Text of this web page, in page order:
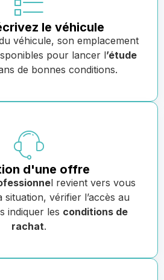
le véhicule
véhicule, son emplacement
pour lancer l’étude
de bonnes conditions.
d'une offre
l revient vers vous
vérifier l’accès au
indiquer les conditions de
rachat.